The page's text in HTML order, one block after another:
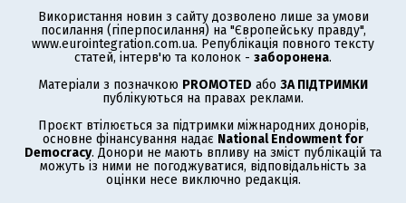
Використання новин з сайту дозволено лише за умови
посилання (гіперпосилання) на "Європейську правду",
www.eurointegration.com.ua. Републікація повного тексту
статей, інтерв'ю та колонок - заборонена.
Матеріали з позначкою PROMOTED або ЗА ПІДТРИМКИ
публікуються на правах реклами.
Проєкт втілюється за підтримки міжнародних донорів,
основне фінансування надає National Endowment for
Democracy. Донори не мають впливу на зміст публікацій та
можуть із ними не погоджуватися, відповідальність за
оцінки несе виключно редакція.